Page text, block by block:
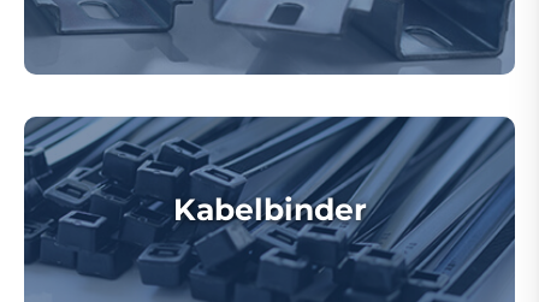
Kabelbinder